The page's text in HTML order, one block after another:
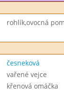
rohlík,ovocná
česneková
vařené vejce
křenová omáčka